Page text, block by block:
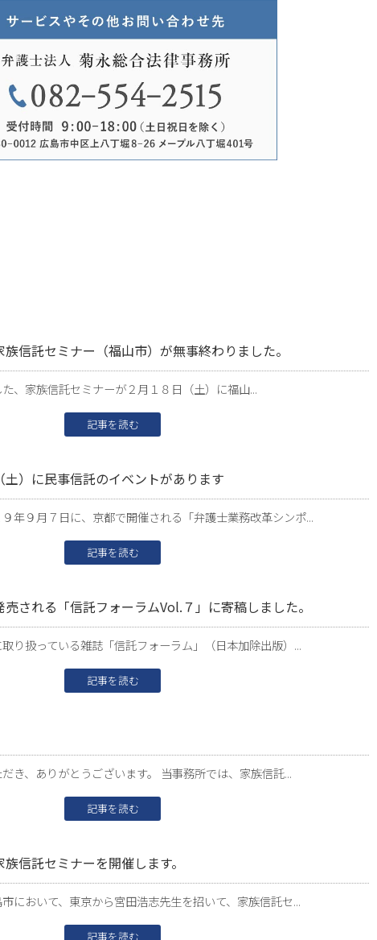
信託セミナー（福山市）が無事終わりました。
、家族信託セミナーが２月１８日（土）に福山...
記事を読む
土）に民事信託のイベントがあります
年９月７日に、京都で開催される「弁護士業務改革シンポ...
記事を読む
される「信託フォーラムVol.７」に寄稿しました。
り扱っている雑誌「信託フォーラム」（日本加除出版）...
記事を読む
き、ありがとうございます。 当事務所では、家族信託...
記事を読む
信託セミナーを開催します。
において、東京から宮田浩志先生を招いて、家族信託セ...
記事を読む